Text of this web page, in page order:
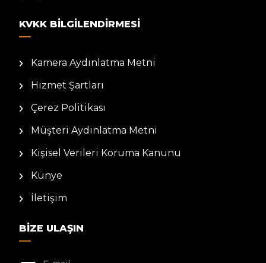
KVKK BILGILENDIRMESI
Kamera Aydınlatma Metni
Hizmet Şartları
Çerez Politikası
Müşteri Aydınlatma Metni
Kişisel Verileri Koruma Kanunu
Künye
İletişim
BIZE ULAŞIN